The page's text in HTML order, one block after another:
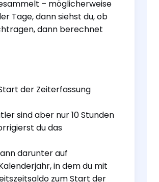
– möglicherweise
Tage, dann siehst du, ob
dann berechnet
der Zeiterfassung
sind aber nur 10 Stunden
du das
darunter auf
in dem du mit
zum Start der